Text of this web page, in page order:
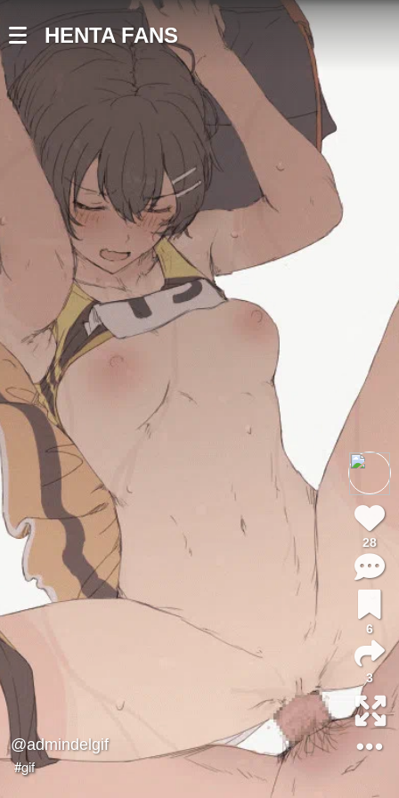
HENTA FANS
@admindelgif
#gif
28
6
3